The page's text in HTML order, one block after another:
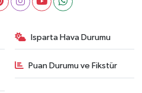
Isparta Hava Durumu
Puan Durumu ve Fikstür